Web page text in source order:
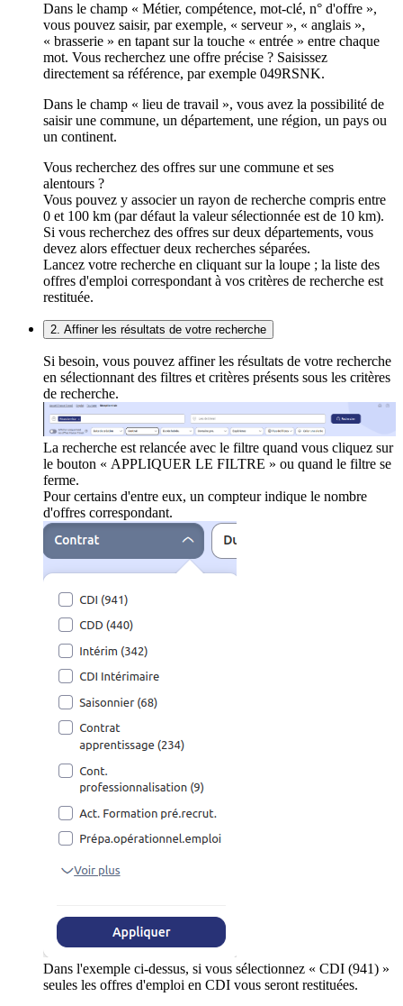
Dans le champ « Métier, compétence, mot-clé, n° d'offre »,
vous pouvez saisir, par exemple, « serveur », « anglais »,
« brasserie » en tapant sur la touche « entrée » entre chaque
mot. Vous recherchez une offre précise ? Saisissez
directement sa référence, par exemple 049RSNK.
Dans le champ « lieu de travail », vous avez la possibilité de
saisir une commune, un département, une région, un pays ou
un continent.
Vous recherchez des offres sur une commune et ses
alentours ?
Vous pouvez y associer un rayon de recherche compris entre
0 et 100 km (par défaut la valeur sélectionnée est de 10 km).
Si vous recherchez des offres sur deux départements, vous
devez alors effectuer deux recherches séparées.
Lancez votre recherche en cliquant sur la loupe ; la liste des
offres d'emploi correspondant à vos critères de recherche est
restituée.
2. Affiner les résultats de votre recherche
Si besoin, vous pouvez affiner les résultats de votre recherche
en sélectionnant des filtres et critères présents sous les critères
de recherche.
La recherche est relancée avec le filtre quand vous cliquez sur
le bouton « APPLIQUER LE FILTRE » ou quand le filtre se
ferme.
Pour certains d'entre eux, un compteur indique le nombre
d'offres correspondant.
Dans l'exemple ci-dessus, si vous sélectionnez « CDI (941) »
seules les offres d'emploi en CDI vous seront restituées.